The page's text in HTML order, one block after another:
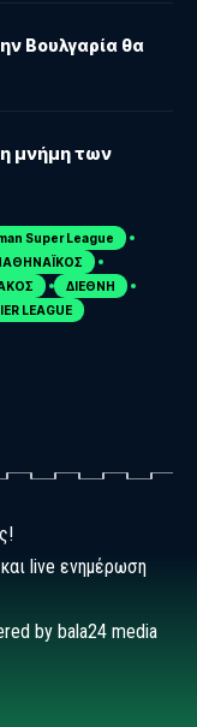
Βουλγαρία θα
μνήμη των
Super League
ΔΙΕΘΝΗ
LEAGUE
live ενημέρωση
by bala24 media